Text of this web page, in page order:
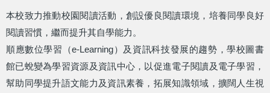
本校致力推動校園閱讀活動，創設優良閱讀環境，培養同學良好
閱讀習慣，繼而提升其自學能力。
順應數位學習（e-Learning）及資訊科技發展的趨勢，學校圖書
館已蛻變為學習資源及資訊中心，以促進電子閱讀及電子學習，
幫助同學提升語文能力及資訊素養，拓展知識領域，擴闊人生視